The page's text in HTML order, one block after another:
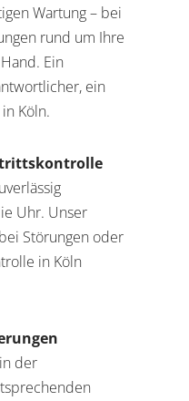
Wartung – bei
rund um Ihre
Ein
ein
Köln.
Uhr. Unser
Störungen oder
in Köln
der